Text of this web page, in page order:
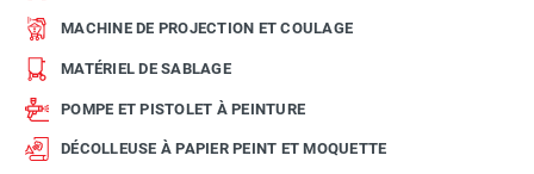
MACHINE DE PROJECTION ET COULAGE
MATÉRIEL DE SABLAGE
POMPE ET PISTOLET À PEINTURE
DÉCOLLEUSE À PAPIER PEINT ET MOQUETTE